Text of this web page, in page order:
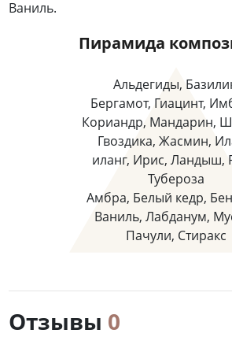
Ваниль.
Пирамида
Альдегиды,
Бергамот, Гиацинт,
Кориандр, Мандарин,
Гвоздика, Жасмин,
иланг, Ирис, Ландыш,
Тубероза
Амбра, Белый кедр,
Ваниль, Лабданум,
Пачули, Стиракс
Отзывы 0